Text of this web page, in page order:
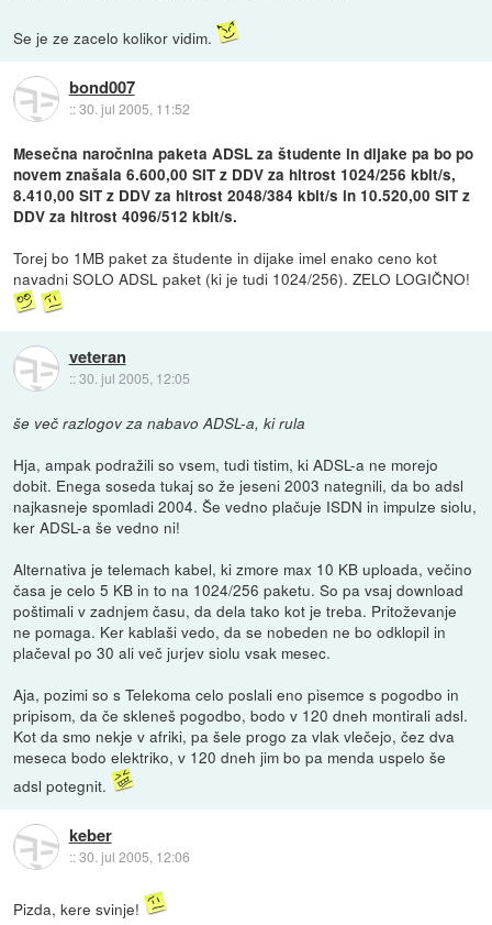
Se je ze zacelo kolikor vidim.
bond007
::30. jul 2005, 11:52
Mesečna naročnina paketa ADSL za študente in dijake pa bo po
novem znašala 6.600,00 SIT z DDV za hitrost 1024/256 kbit/s,
8.410,00 SIT z DDV za hitrost 2048/384 kbit/s in 10.520,00 SIT z
DDV za hitrost 4096/512 kbit/s.
Torej bo 1MB paket za študente in dijake imel enako ceno kot
navadni SOLO ADSL paket (ki je tudi 1024/256). ZELO LOGIČNO!
veteran
::30. jul 2005, 12:05
še več razlogov za nabavo ADSL-a, ki rula
Hja, ampak podražili so vsem, tudi tistim, ki ADSL-a ne morejo
dobit. Enega soseda tukaj so že jeseni 2003 nategnili, da bo adsl
najkasneje spomladi 2004. Še vedno plačuje ISDN in impulze siolu,
ker ADSL-a še vedno ni!
Alternativa je telemach kabel, ki zmore max 10 KB uploada, večino
časa je celo 5 KB in to na 1024/256 paketu. So pa vsaj download
poštimali v zadnjem času, da dela tako kot je treba. Pritoževanje
ne pomaga. Ker kablaši vedo, da se nobeden ne bo odklopil in
plačeval po 30 ali več jurjev siolu vsak mesec.
Aja, pozimi so s Telekoma celo poslali eno pisemce s pogodbo in
pripisom, da če skleneš pogodbo, bodo v 120 dneh montirali adsl.
Kot da smo nekje v afriki, pa šele progo za vlak vlečejo, čez dva
meseca bodo elektriko, v 120 dneh jim bo pa menda uspelo še
adsl potegnit.
keber
::30. jul 2005, 12:06
Pizda, kere svinje!